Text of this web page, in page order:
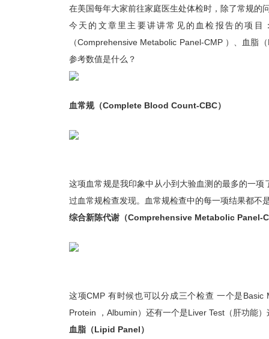
在美国每年大家前往家庭医生处体检时，除了常规的
今天的文章里主要讲讲常见的血检报告的项目
（Comprehensive Metabolic Panel-CMP ）、血脂
参考数值是什么？
血常规（Complete Blood Count-CBC）
这项血常规是我印象中从小到大验血测的最多的一
过血常规检查发现。血常规检查中的每一项结果都不
综合新陈代谢（Comprehensive Metabolic Panel-
这项CMP 有时候也可以分成三个检查 一个是
Protein ，Albumin）还有一个是Liver Test（肝功能
血脂（Lipid Panel）